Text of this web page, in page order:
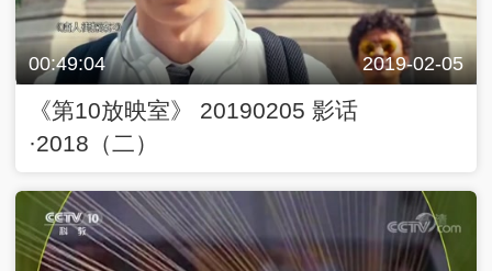
00:49:04 2019-02-05
《第10放映室》 20190205 影话
·2018（二）